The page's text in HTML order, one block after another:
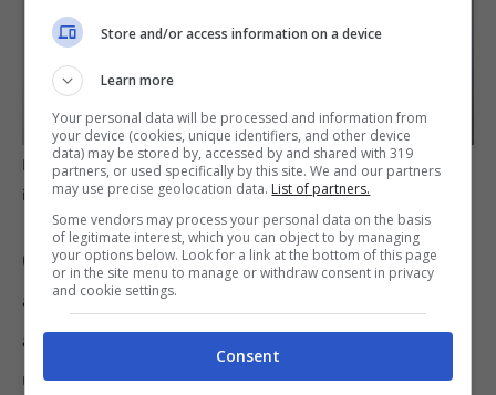
La modalità segreta che trasforma Google Translate in un
insegnante personale – informazioneoggi.it
Questa nuova modalità istruttore,
attualmente in fase beta limitata, utilizza i più
avanzati modelli linguistici LLM per creare
un’esperienza di apprendimento interattiva e
Store and/or access information on a device
Learn more
Your personal data will be processed and information from
your device (cookies, unique identifiers, and other device
data) may be stored by, accessed by and shared with 319
partners, or used specifically by this site. We and our partners
may use precise geolocation data. List of partners.
Some vendors may process your personal data on the basis
of legitimate interest, which you can object to by managing
your options below. Look for a link at the bottom of this page
or in the site menu to manage or withdraw consent in privacy
and cookie settings.
Consent